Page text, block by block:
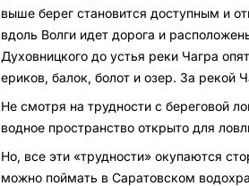
выше берег становится доступным и
вдоль Волги идет дорога и
Духовницкого до устья реки Чагра
ериков, балок, болот и озер. За рекой
Не смотря на трудности с береговой
водное пространство открыто для
Но, все эти «трудности» окупаются
можно поймать в Саратовском